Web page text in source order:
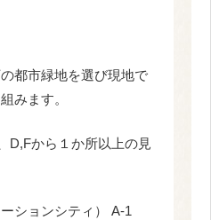
都市緑地を選び現地で
みます。
D,Fから１か所以上の見
ションシティ） A-1